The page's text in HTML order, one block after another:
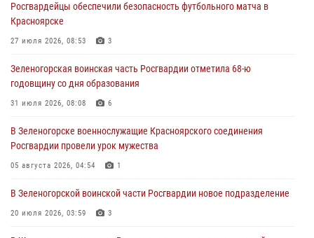
познакомили отдыхающих детей с тонкостями РХБ защиты
03 августа 2026, 13:12
Росгвардии отметили день образования подразделения
03 августа 2026, 13:09
годовщину со дня образования
31 июля 2026, 08:08
Росгвардейцы обеспечили безопасность футбольного матча в
Красноярске
27 июля 2026, 08:53 3
Зеленогорская воинская часть Росгвардии отметила 68-ю
годовщину со дня образования
31 июля 2026, 08:08 6
В Зеленогорске военнослужащие Красноярского соединения
Росгвардии провели урок мужества
05 августа 2026, 04:54 1
В Зеленогорской воинской части Росгвардии новое подразделение
20 июля 2026, 03:59 3